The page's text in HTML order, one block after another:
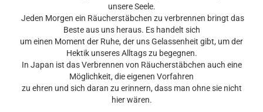
unsere Seele.
Jeden Morgen ein Räucherstäbchen zu verbrennen bringt das
Beste aus uns heraus. Es handelt sich
um einen Moment der Ruhe, der uns Gelassenheit gibt, um der
Hektik unseres Alltags zu begegnen.
In Japan ist das Verbrennen von Räucherstäbchen auch eine
Möglichkeit, die eigenen Vorfahren
zu ehren und sich daran zu erinnern, dass man ohne sie nicht
hier wären.